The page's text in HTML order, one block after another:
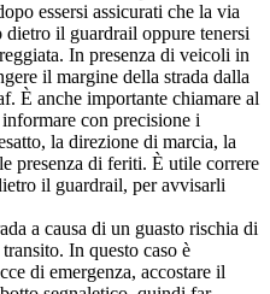
essersi assicurati che la via
il guardrail oppure tenersi
In presenza di veicoli in
il margine della strada dalla
È anche importante chiamare al
con precisione i
la direzione di marcia, la
presenza di feriti. È utile correre
il guardrail, per avvisarli
a causa di un guasto rischia di
In questo caso è
di emergenza, accostare il